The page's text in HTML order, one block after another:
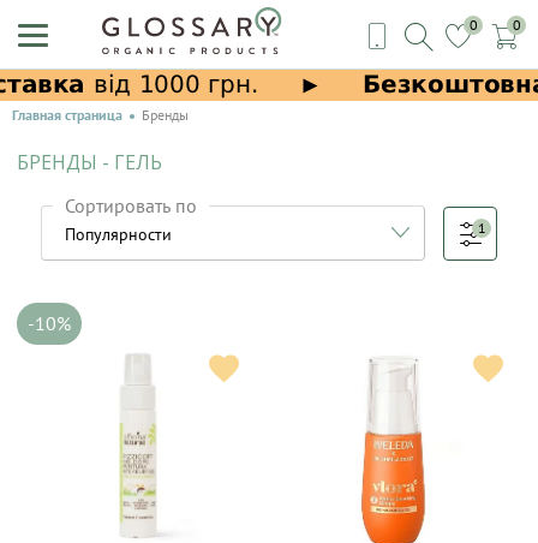
0 0
Главная страница Бренды
БРЕНДЫ - ГЕЛЬ
Сортировать по
1
-10%